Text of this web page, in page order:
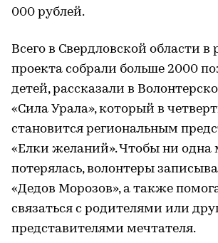
000 рублей.
Всего в Свердловской области в
проекта собрали больше 2000
детей, рассказали в
«Сила Урала», который в
становится региональным
«Елки желаний». Чтобы ни одна
потерялась, волонтеры
«Дедов Морозов», а также
связаться с родителями или
представителями мечтателя.